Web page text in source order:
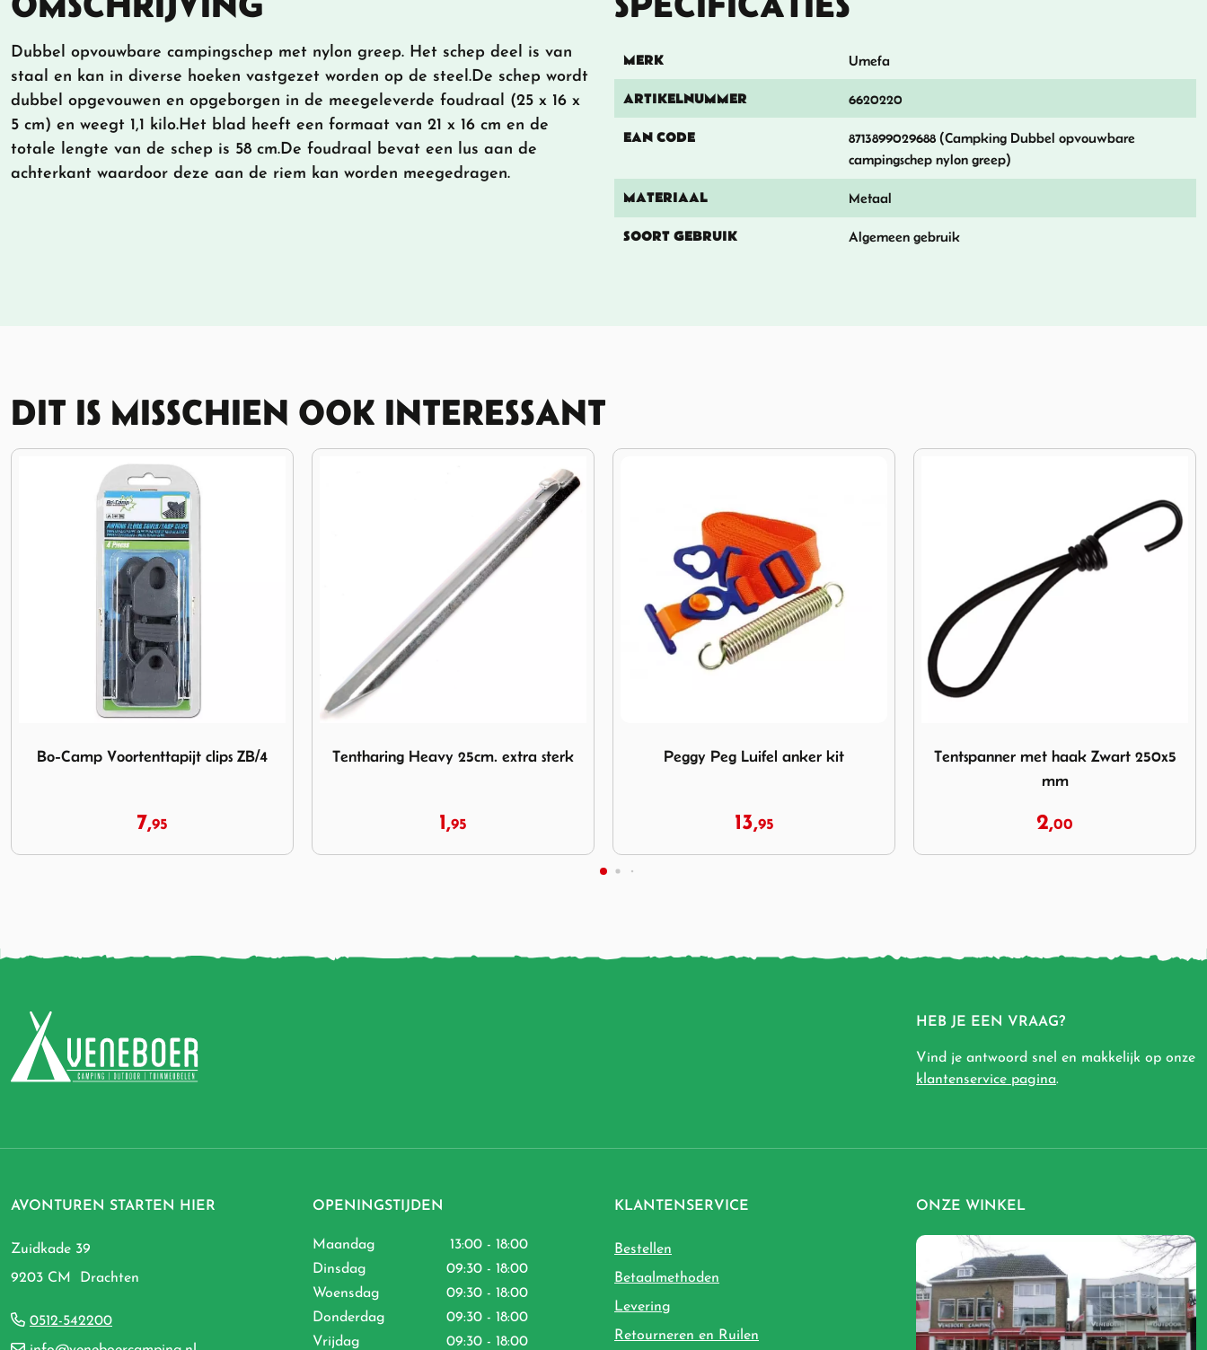
Dubbel opvouwbare campingschep met nylon greep. Het schep deel is van
staal en kan in diverse hoeken vastgezet worden op de steel.De schep wordt
dubbel opgevouwen en opgeborgen in de meegeleverde foudraal (25 x 16 x
5 cm) en weegt 1,1 kilo.Het blad heeft een formaat van 21 x 16 cm en de
totale lengte van de schep is 58 cm.De foudraal bevat een lus aan de
achterkant waardoor deze aan de riem kan worden meegedragen.
MERK Umefa
ARTIKELNUMMER 6620220
EAN CODE
8713899029688 (Campking Dubbel opvouwbare
campingschep nylon greep)
MATERIAAL Metaal
SOORT GEBRUIK Algemeen gebruik
DIT IS MISSCHIEN OOK INTERESSANT
Tentharing Heavy 25cm. extra sterk
1,95
Peggy Peg Luifel anker kit
13,95
Tentspanner met haak Zwart 250x5
2,00
Umefa Verandastang A Alu. 25/22
mm 170-260 cm
25,95
HEB JE EEN VRAAG?
Vind je antwoord snel en makkelijk op onze
klantenservice pagina.
AVONTUREN STARTEN HIER
Zuidkade 39
9203 CM Drachten
0512-542200
OPENINGSTIJDEN
Maandag
13:00 - 18:00
Dinsdag
09:30 - 18:00
Woensdag
09:30 - 18:00
Donderdag
09:30 - 18:00
Vrijdag
09:30 - 18:00
KLANTENSERVICE
Bestellen
Betaalmethoden
Levering
Retourneren en Ruilen
ONZE WINKEL